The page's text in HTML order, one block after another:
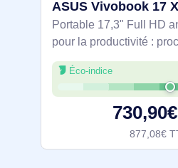
Portable 17,3" Full HD
pour la productivité :
5 120U (jusqu’à 5
SSD NVMe PCIe 4.0
multitâche fluide. Wi-Fi
Éco-indice
877,08€